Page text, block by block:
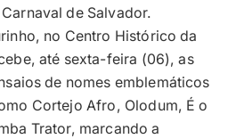
de Salvador.
no Centro Histórico da
até sexta-feira (06), as
de nomes emblemáticos
Cortejo Afro, Olodum, É o
Trator, marcando a